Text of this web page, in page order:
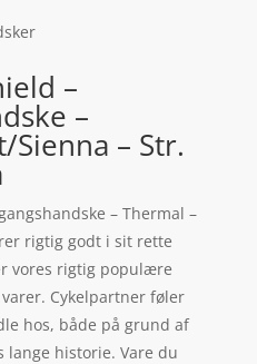
–
–
Sienna – Str.
– Thermal –
rigtig godt i sit rette
vores rigtig populære
Cykelpartner føler
hos, både på grund af
lange historie. Vare du